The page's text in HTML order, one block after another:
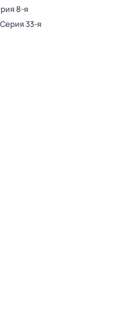
8-я
33-я